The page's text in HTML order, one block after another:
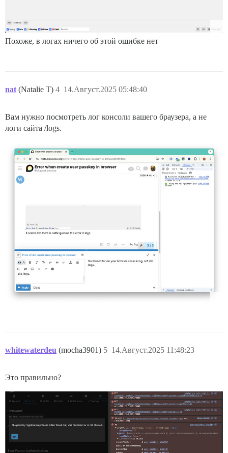
Похоже, в логах ничего об этой ошибке нет
nat (Natalie T) 14.Август.2025 05:48:40
4
Вам нужно посмотреть лог консоли вашего браузера, а не
логи сайта /logs.
whitewaterdeu (mocha3901) 14.Август.2025 11:48:23
5
Это правильно?